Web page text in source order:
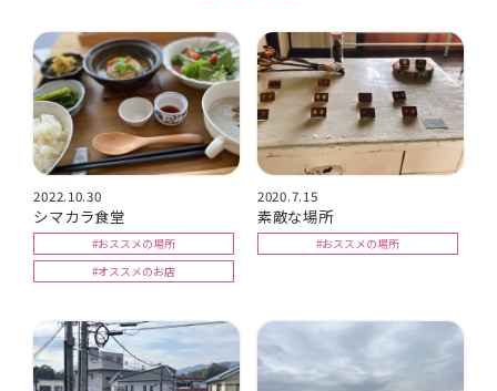
2022.10.30
シマカラ食堂
#おススメの場所
#オススメのお店
2020.7.15
素敵な場所
#おススメの場所